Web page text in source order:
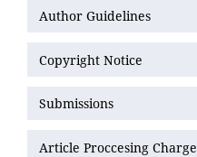
Author Guidelines
Copyright Notice
Submissions
Article Proccesing Charge